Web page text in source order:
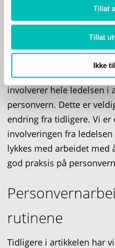
Tillat
Tillat
Ikke
Vår erfaring er at
virksomheter i dag tar
involverer hele ledelsen i
personvern. Dette er
endring fra tidligere. Vi er
involveringen fra
lykkes med arbeidet med
god praksis på
rutinene
Tidligere i artikkelen har